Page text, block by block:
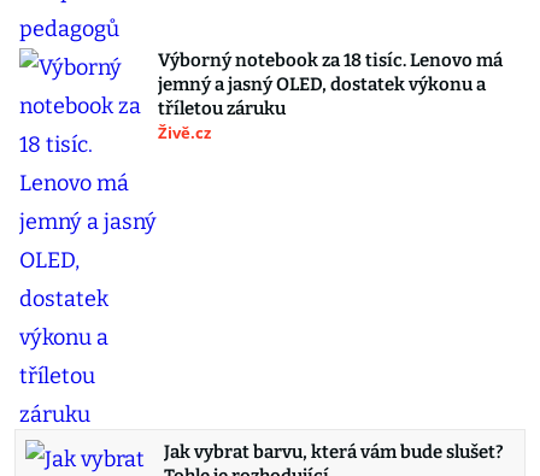
Výborný notebook za 18 tisíc. Lenovo má
jemný a jasný OLED, dostatek výkonu a
tříletou záruku
Živě.cz
Jak vybrat barvu, která vám bude slušet?